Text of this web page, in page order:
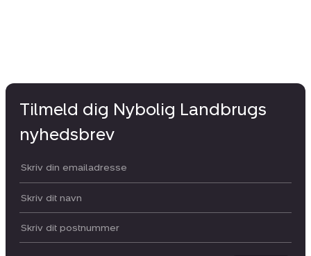
Tilmeld dig Nybolig Landbrugs
nyhedsbrev
Din email:
Dit navn:
Postnummer